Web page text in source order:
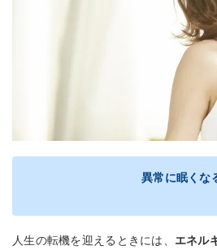
異常に眠くな
人生の転機を迎えるときには、 エネル